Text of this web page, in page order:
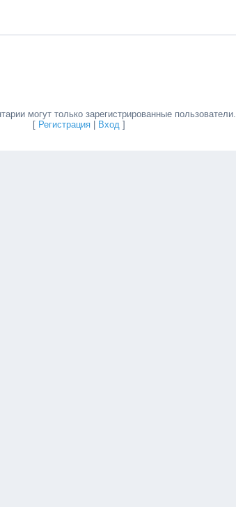
могут только зарегистрированные пользователи.
[ Регистрация Вход ]